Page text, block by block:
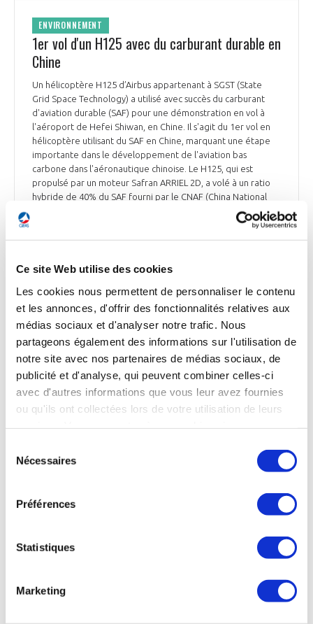
Ce site Web utilise des cookies
Les cookies nous permettent de personnaliser le contenu
et les annonces, d'offrir des fonctionnalités relatives aux
médias sociaux et d'analyser notre trafic. Nous
partageons également des informations sur l'utilisation de
notre site avec nos partenaires de médias sociaux, de
publicité et d'analyse, qui peuvent combiner celles-ci
avec d'autres informations que vous leur avez fournies
ou qu'ils ont collectées lors de votre utilisation de leurs
Nécessaires
Préférences
Statistiques
Marketing
ENVIRONNEMENT
1er vol d'un H125 avec du carburant durable en
Chine
Un hélicoptère H125 d’Airbus appartenant à SGST (State
Grid Space Technology) a utilisé avec succès du carburant
d'aviation durable (SAF) pour une démonstration en vol à
l'aéroport de Hefei Shiwan, en Chine. Il s'agit du 1er vol en
hélicoptère utilisant du SAF en Chine, marquant une étape
importante dans le développement de l'aviation bas
carbone dans l'aéronautique chinoise. Le H125, qui est
propulsé par un moteur Safran ARRIEL 2D, a volé à un ratio
hybride de 40% du SAF fourni par le CNAF (China National
Aviation Fuel). « Le succès de ce vol est d'une grande
importance pour stimuler la promotion du SAF et son
application », a déclaré Du Guihe, président du conseil
ENVIRONNEMENT
La décarbonation du secteur aérien passera
par de nouveaux carburants
La transition énergétique de l’aviation a commencé, mais le
énergivores et l’optimisation de leur exploitation seront
réductions reposeront sur l’usage de carburants décarbonés.
L’Union européenne a d’ailleurs fixé une feuille de route
Aviation ». La production sur le sol européen ou l’importation
marqué par des décisions fortes du gouvernement en ce